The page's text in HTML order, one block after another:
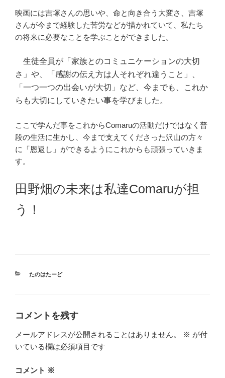
映画には吉塚さんの思いや、命と向き合う大変さ、吉塚
さんが今まで経験した苦労などが描かれていて、私たち
の将来に必要なことを学ぶことができました。
生徒全員が「家族とのコミュニケーションの大切
さ」や、「感謝の伝え方は人それぞれ違うこと」、
「一つ一つの出会いが大切」など、今までも、これか
らも大切にしていきたい事を学びました。
ここで学んだ事をこれからComaruの活動だけではなく普
段の生活に生かし、今まで支えてくださった沢山の方々
に「恩返し」ができるようにこれからも頑張っていきま
す。
田野畑の未来は私達Comaruが担
う！
カ
たのはたーど
コメントを残す
メールアドレスが公開されることはありません。 ※ が付
いている欄は必須項目です
コメント ※